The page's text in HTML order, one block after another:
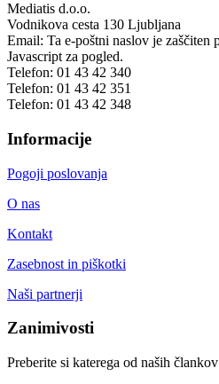
Mediatis d.o.o.
Vodnikova cesta 130 Ljubljana
Email: Ta e-poštni naslov je zaščiten
Javascript za pogled.
Telefon: 01 43 42 340
Telefon: 01 43 42 351
Telefon: 01 43 42 348
Informacije
Pogoji poslovanja
O nas
Kontakt
Zasebnost in piškotki
Naši partnerji
Zanimivosti
Preberite si katerega od naših